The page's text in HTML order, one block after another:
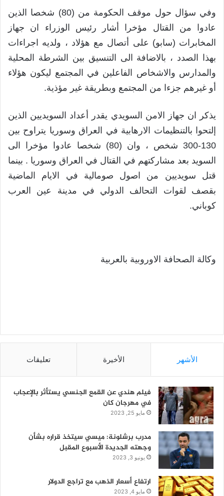
وفي سؤال حول موقف الحكومة من (80) شخصا الذين
عادوا من القتال مؤخرا أشار رئيس الوزراء ان جهاز
المخابرات (سابو) على أتصال مع هؤلاد ، ولديه اجراءات
بهذا الصدد ، بالاضافة الى التنسيق بين الشرطة المحلية
والمدارس والاشخاص الفاعلين في المجتمع ليكون هؤلاء
أو غيرهم جزءا من المجتمع وبطريقة غير مؤذية.
يذكر ان جهاز الامن السويدي يقدر أعداد السويديين الذين
إلتحوا بالتنظيمات الارهابية في العراق وسوريا يتراوح بين
130-300 شخص ، وان (80) شخصا عادوا مؤخرا الى
السويد بعد مشاركتهم في القتال في العراق وسوريا . بينما
قتل سويديين من اصول صومالية في الايام الماضية
بقصف لقوات التحالف الدولي في مدينة عين العرب
كوباني.
وكالة الصحافة الاوروبية بالعربية
الأشهر الأخيرة تعليقات
فيلم هندي عن القمع الجنسي يستأثر بالإعجاب
في مهرجان كان
مايو 25, 2023
مدرب برشلونة: ميسي سيتخذ قراره بشأن
وجهته الجديدة الأسبوع المقبل
يونيو 3, 2023
ارتفاع أسعار الذهب مع تراجع الدولار
مايو 4, 2023